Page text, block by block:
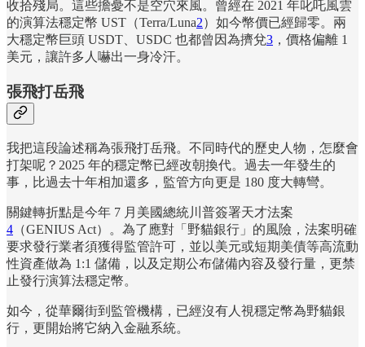
收拾殘局。這些擔憂不是空穴來風。曾經在 2021 年叱吒風雲
的演算法穩定幣 UST（Terra/Luna2）如今幣價已經歸零。兩
大穩定幣巨頭 USDT、USDC 也都曾因為擠兌3 ，價格偏離 1
美元，讓許多人嚇出一身冷汗。
張飛打岳飛
我把這段論述稱為張飛打岳飛。不同時代的歷史人物，怎麼會
打架呢？2025 年的穩定幣已經改朝換代。過去一年發生的
事，比過去十年相加還多，監管方向更是 180 度大轉彎。
關鍵轉折點是今年 7 月美國總統川普簽署天才法案
4 （GENIUS Act）。為了應對「野貓銀行」的風險，法案明確
要求發行業者須獲得監管許可，並以美元或短期美債等高流動
性資產做為 1:1 儲備，以及定期公布儲備內容及發行量，更禁
止發行演算法穩定幣。
如今，從華爾街到監管機構，已經沒有人視穩定幣為野貓銀
行，更開始將它納入金融系統。